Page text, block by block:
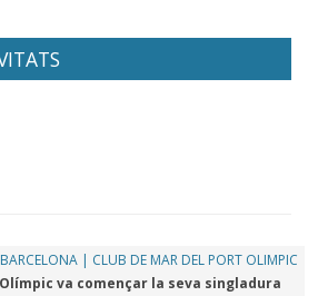
| CLUB DE MAR DEL PORT OLIMPIC
va començar la seva singladura